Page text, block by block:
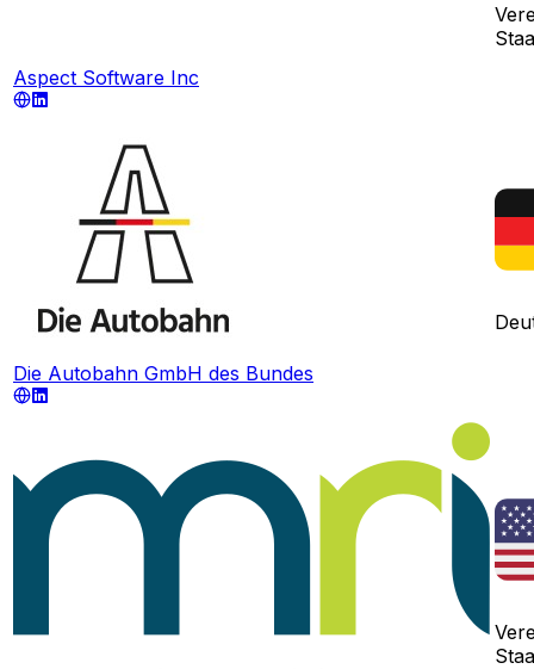
Aspect Software Inc
Die Autobahn GmbH des Bundes